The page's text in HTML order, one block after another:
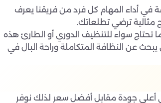
في أداء المهام كل فرد من فريقنا يعرف
مثالية ترضي تطلعاتك.
تحتاج سواء للتنظيف الدوري أو الطارئ هذه
يبحث عن النظافة المتكاملة وراحة البال في
أعلى جودة مقابل أفضل سعر لذلك نوفر